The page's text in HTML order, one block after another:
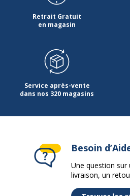
Retrait Gratuit
en magasin
Service après-vente
dans nos 320 magasins
Besoin
Une question sur
livraison, un